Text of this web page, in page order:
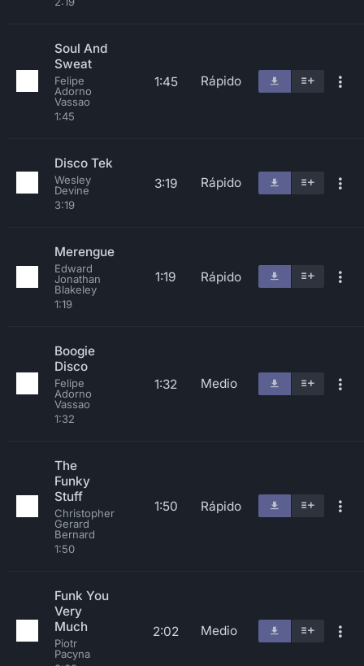
Soul And
Sweat
Felipe
Adorno
Vassao
1:45
1:45 Rápido
Disco Tek
Wesley
Devine
3:19
3:19 Rápido
Merengue
Edward
Jonathan
Blakeley
1:19
1:19 Rápido
Boogie
Disco
Felipe
Adorno
Vassao
1:32
1:32 Medio
The
Funky
Stuff
Christopher
Gerard
Bernard
1:50
1:50 Rápido
Funk You
Very
Much
Piotr
Pacyna
2:02 Medio